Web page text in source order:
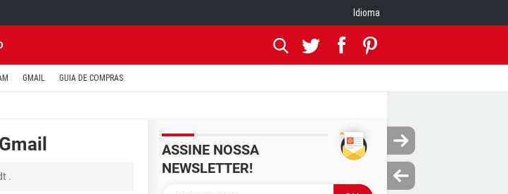
Idioma
GMAIL GUIA DE COMPRAS
.
ASSINE NOSSA
NEWSLETTER!